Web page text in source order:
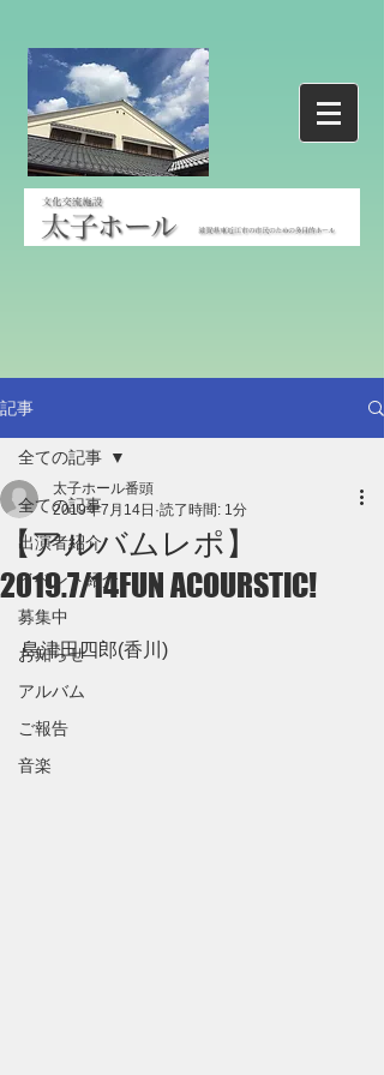
記事
全ての記事
出演者紹介
イベント紹介
募集中
お知らせ
アルバム
ご報告
音楽
全ての記事
【アルバムレポ】
2019.7/14FUN ACOURSTIC!
太子ホール番頭
2019年7月14日 読了時間: 1分
島津田四郎(香川)